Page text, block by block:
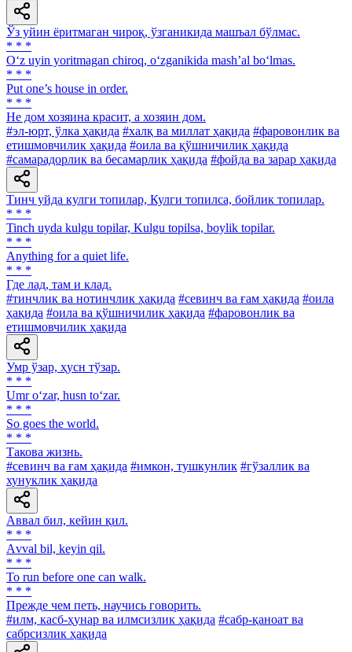
Ўз уйин ёритмаган чироқ, ўзганикида машъал бўлмас.
* * *
O‘z uyin yoritmagan chiroq, o‘zganikida mash’al bo‘lmas.
* * *
Put one’s house in order.
* * *
He дом хозяина красит, а хозяин дом.
#эл-юрт, ўлка ҳақида #халқ ва миллат ҳақида #фаровонлик ва
етишмовчилик ҳақида #оила ва қўшничилик ҳақида
#самарадорлик ва бесамарлик ҳақида #фойда ва зарар ҳақида
Тинч уйда кулги топилар, Кулги топилса, бойлик топилар.
* * *
Tinch uyda kulgu topilar, Kulgu topilsa, boylik topilar.
* * *
Anything for a quiet life.
* * *
Где лад, там и клад.
#тинчлик ва нотинчлик ҳақида #севинч ва ғам ҳақида #оила
ҳақида #оила ва қўшничилик ҳақида #фаровонлик ва
етишмовчилик ҳақида
Умр ўзар, ҳусн тўзар.
* * *
Umr o‘zar, husn to‘zar.
* * *
So goes the world.
* * *
Такова жизнь.
#севинч ва ғам ҳақида #имкон, тушкунлик #гўзаллик ва
хунуклик ҳақида
Аввал бил, кейин қил.
* * *
Аvval bil, keyin qil.
* * *
To run before one can walk.
* * *
Прежде чем петь, научись говорить.
#илм, касб-ҳунар ва илмсизлик ҳақида #сабр-қаноат ва
сабрсизлик ҳақида